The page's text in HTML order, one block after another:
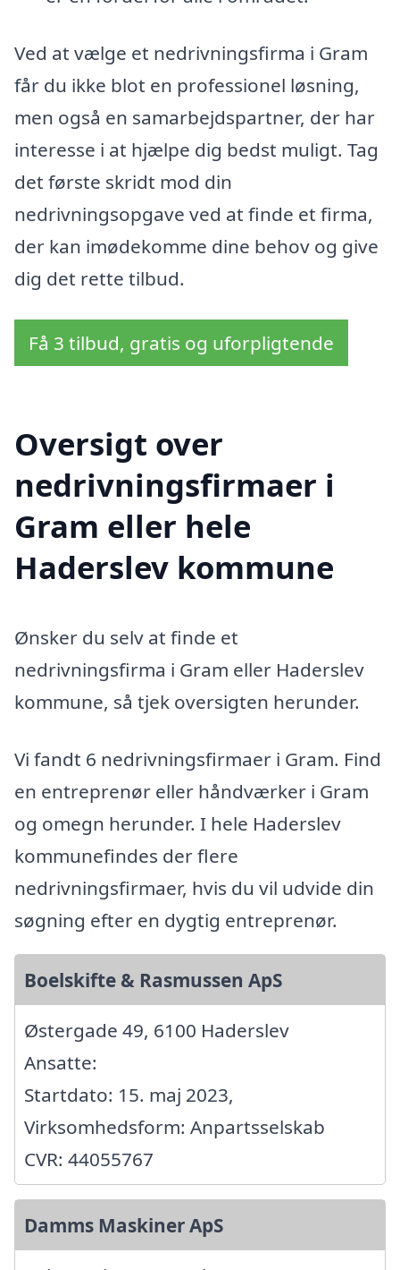
Ved at vælge et nedrivningsfirma i Gram
får du ikke blot en professionel løsning,
men også en samarbejdspartner, der har
interesse i at hjælpe dig bedst muligt. Tag
det første skridt mod din
nedrivningsopgave ved at finde et firma,
der kan imødekomme dine behov og give
dig det rette tilbud.
Få 3 tilbud, gratis og uforpligtende
Oversigt over
nedrivningsfirmaer i
Gram eller hele
Haderslev kommune
Ønsker du selv at finde et
nedrivningsfirma i Gram eller Haderslev
kommune, så tjek oversigten herunder.
Vi fandt 6 nedrivningsfirmaer i Gram. Find
en entreprenør eller håndværker i Gram
og omegn herunder. I hele Haderslev
kommunefindes der flere
nedrivningsfirmaer, hvis du vil udvide din
søgning efter en dygtig entreprenør.
Boelskifte & Rasmussen ApS
Østergade 49, 6100 Haderslev
Ansatte:
Startdato: 15. maj 2023,
Virksomhedsform: Anpartsselskab
CVR: 44055767
Damms Maskiner ApS